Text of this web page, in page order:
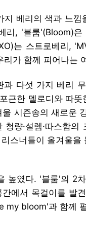
베리의 색과 느낌
리, '블룸'(Bloom)
는 스트로베리,
가 함께 피어나는
다섯 가지 베리
근한 멜로디와 따
시즌송의 새로운
량·설렘·따스함의
스너들이 올겨울을
높였다. '블룸'의 2
에서 목걸이를 발
my bloom'과 함께